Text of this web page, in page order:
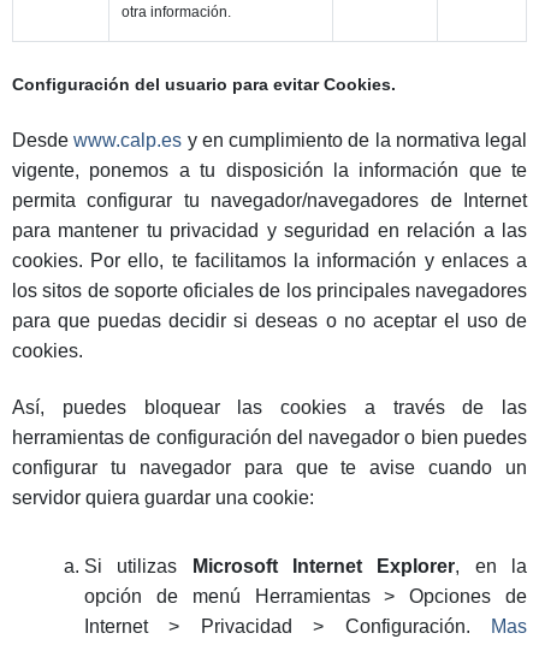
otra información.
Configuración del usuario para evitar Cookies.
Desdewww.calp.es y en cumplimiento de la normativa legal
vigente, ponemos a tu disposición la información que te
permita configurar tu navegador/navegadores de Internet
para mantener tu privacidad y seguridad en relación a las
cookies. Por ello, te facilitamos la información y enlaces a
los sitos de soporte oficiales de los principales navegadores
para que puedas decidir si deseas o no aceptar el uso de
cookies.
Así, puedes bloquear las cookies a través de las
herramientas de configuración del navegador o bien puedes
configurar tu navegador para que te avise cuando un
servidor quiera guardar una cookie:
Si utilizas Microsoft Internet Explorer, en la
opción de menú Herramientas > Opciones de
Internet > Privacidad > Configuración.
Mas